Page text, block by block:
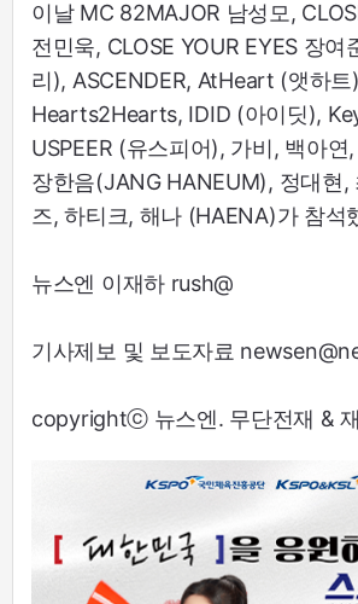
이날 MC 82MAJOR 남성모,
전민욱, CLOSE YOUR EYES 장
리), ASCENDER, AtHeart (앳하트
Hearts2Hearts, IDID (아이딧),
USPEER (유스피어), 가비, 백아
장한음(JANG HANEUM), 정대현,
즈, 하티크, 해나 (HAENA)가 참석
뉴스엔 이재하 rush@
기사제보 및 보도자료
copyrightⓒ 뉴스엔. 무단전재 &